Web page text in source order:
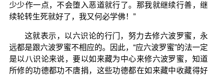
少少作一点，不会堕入恶道就行了。那我就继续行善，继
续轮转生死就好了，我又何必学佛！”
这就表示，以六识论的行门，努力去修六波罗蜜，永
远都是跟六波罗蜜不相应的。因此，“应六波罗蜜”的法一定
是以八识论来说，要以如来藏为中心来修六波罗蜜，知道
所修的功德都功不唐捐，这些功德都在如来藏中收藏得好